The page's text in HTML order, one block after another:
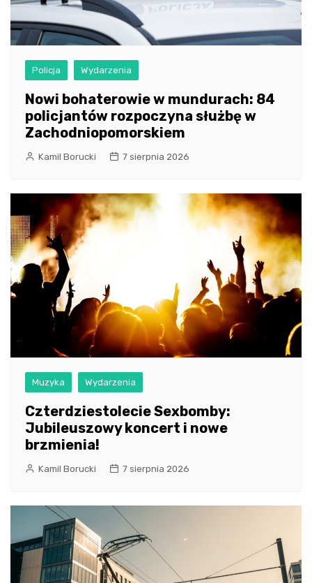
Policja Wydarzenia
Nowi bohaterowie w mundurach: 84
policjantów rozpoczyna służbę w
Zachodniopomorskiem
Kamil Borucki 7 sierpnia 2026
Muzyka Wydarzenia
Czterdziestolecie Sexbomby:
Jubileuszowy koncert i nowe
brzmienia!
Kamil Borucki 7 sierpnia 2026